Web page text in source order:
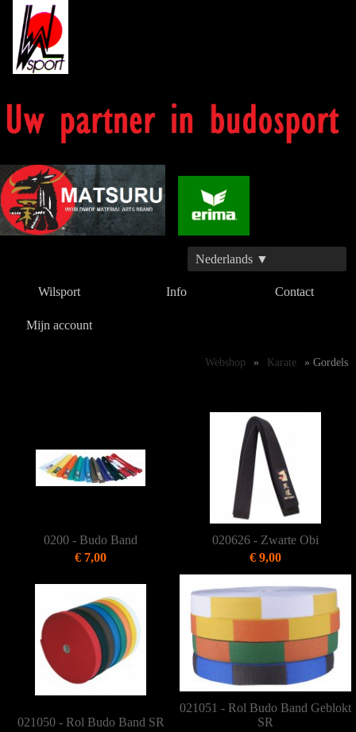
Nederlands ▼
Wilsport Info Contact
Mijn account
Webshop » Karate » Gordels
0200 - Budo Band
€ 7,00
020626 - Zwarte Obi
€ 9,00
021050 - Rol Budo Band SR
021051 - Rol Budo Band Geblokt
SR